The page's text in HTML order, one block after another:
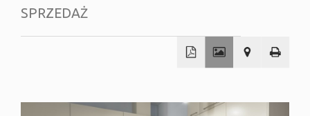
SPRZEDAŻ
−